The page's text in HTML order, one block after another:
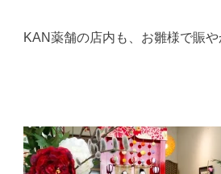
KAN薬舗の店内も、お雛様で賑